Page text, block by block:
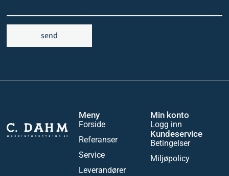
send
Meny
Forside
Referanser
Service
Leverandører
Min konto
Logg inn
Kundeservice
Betingelser
Miljøpolicy